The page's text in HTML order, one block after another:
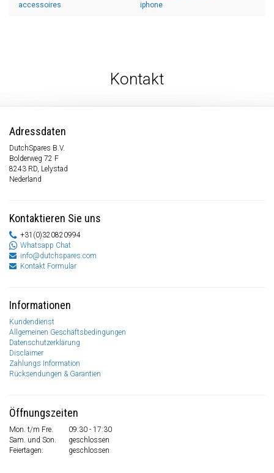
accessoires
iphone
Kontakt
Adressdaten
DutchSpares B.V.
Bolderweg 72 F
8243 RD, Lelystad
Nederland
Kontaktieren Sie uns
+31(0)320820994
Whatsapp Chat
info@dutchspares.com
Kontakt Formular
Informationen
Kundendienst
Allgemeinen Geschäftsbedingungen
Datenschutzerklärung
Disclaimer
Zahlungs Information
Rücksendungen & Garantien
Öffnungszeiten
Mon. t/m Fre.
09:30 - 17:30
Sam. und Son.
geschlossen
Feiertagen:
geschlossen